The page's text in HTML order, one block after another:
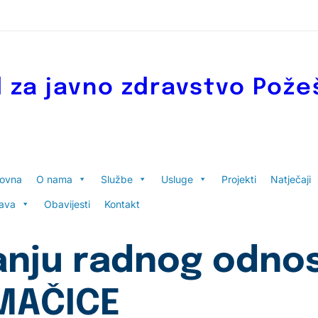
za javno zdravstvo
O nama Službe Usluge Projekti Natječaji
Obavijesti Kontakt
radnog